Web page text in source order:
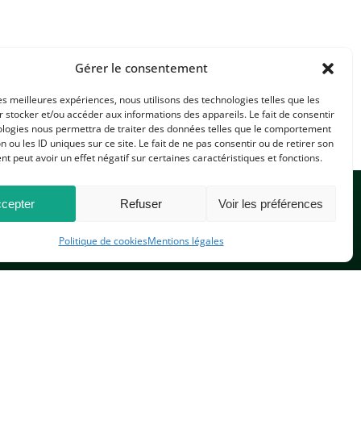
Gérer le consentement
meilleures expériences, nous utilisons des technologies telles que les
stocker et/ou accéder aux informations des appareils. Le fait de consentir
nous permettra de traiter des données telles que le comportement
ou les ID uniques sur ce site. Le fait de ne pas consentir ou de retirer son
peut avoir un effet négatif sur certaines caractéristiques et fonctions.
Refuser Voir les préférences
Politique de cookiesMentions légales